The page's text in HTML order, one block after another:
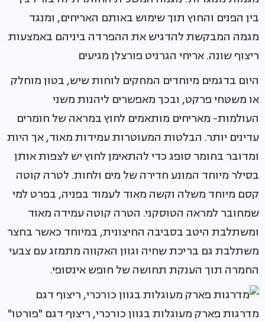
בין הפנים והחוץ תוך שימוש באותם האריחים, ומנגד
מגמה המבקשת להדגיש את ההפרדה ביניהם באמצעות
ריצוף שונה. אריחי הגרניט פורצלן מגיעים
היום בדגמים מיוחדים המחקים לוחות שיש, בטון מוחלק
או משטחי פרקט, ובכך מאפשרים ליהנות משני
העולמות- מאריחים מותאמים לחוץ במראה של חומרים
עדינים יותר. הבלטות המעוטרות עמידות מאוד, אך היות
ומדובר בחומר סופג כדי להתאימן לחוץ יש לצפות אותן
בסילר מיוחד המונע חדירה של מים ולחות. לטרה קוטה
קסם מיוחד משלה וקשה מאוד לעמוד בפניה, בפרט למי
שמחובר למראה הטוסקני. הטרה קוטה עמידה מאוד
ומשתלבת היטב בסביבה החיצונית, במיוחד כאשר בחצר
משתלבת גם בריכת שחיה וגוון האקווה מתמזג עם צבעי
החמרה תוך הענקת תחושה של חופש אינסופי.
מדרגות פארק מעוגלות בגוון כורכרי, ריצוף דגם "פורטו"